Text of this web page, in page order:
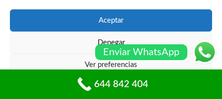
Aceptar
Denegar
Ver preferencias
Política de cookiesPolíticas de privacidad
después de la instalación, debe ponerse en contacto
con el proveedor que realizó el trabajo. Muchas
empresas ofrecen garantías que cubren problemas de
instalación o defectos en los materiales, así que
asegúrese de consultar los términos de la garantía.
¿Puedo personalizar el diseño de mi
puerta de garaje?
Enviar WhatsApp
644 842 404